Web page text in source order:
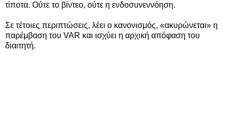
τίποτα. Ούτε το βίντεο, ούτε η ενδοσυνεννόηση.
Σε τέτοιες περιπτώσεις, λέει ο κανονισμός, «ακυρώνεται» η
παρέμβαση του VAR και ισχύει η αρχική απόφαση του
διαιτητή.